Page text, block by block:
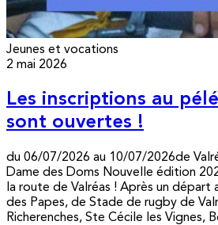
Jeunes et vocations
2 mai 2026
Les inscriptions au
sont ouvertes !
du 06/07/2026 au 10/07/2026de
Dame des Doms Nouvelle édition
la route de Valréas ! Après un
des Papes, de Stade de rugby de
Richerenches, Ste Cécile les Vignes,